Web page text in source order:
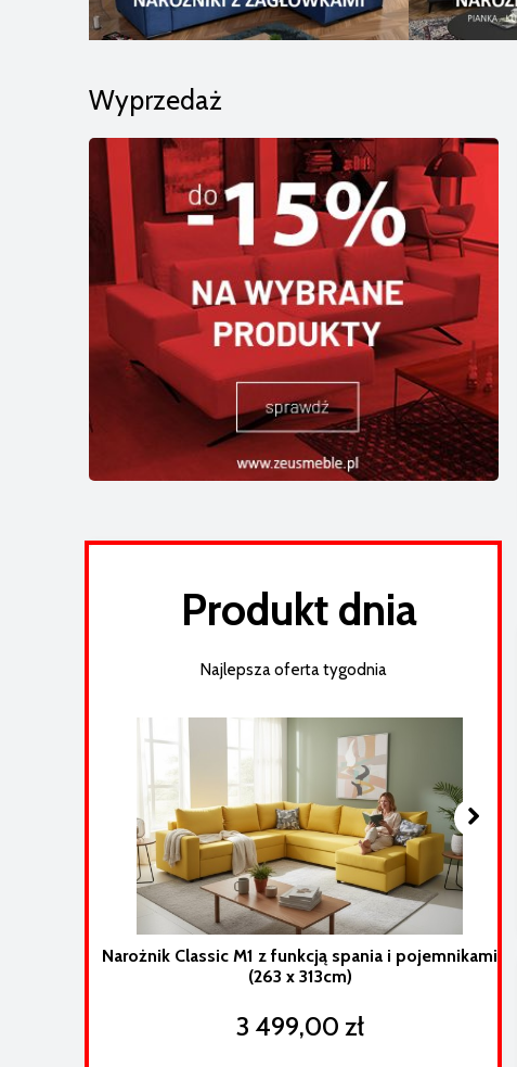
Wyprzedaż
Narożnik Fenix M25 z elektryczną funkcją
relaks (324 x 321 cm)
7 789,05 zł
Cena regularna:
Produkt dnia
Najlepsza oferta tygodnia
Narożnik Classic M1 z funkcją spania i pojemnikami
(263 x 313cm)
3 499,00 zł